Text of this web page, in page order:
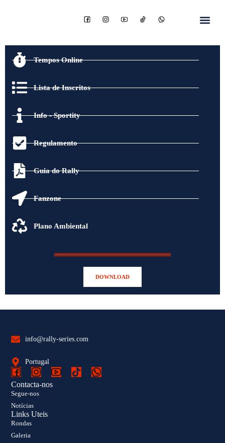
Tempos Online
Lista de Inscritos
Info - Sportity
Regulamento
Guia do Rally
Fanzone
Plano Ambiental
DOWNLOAD
info@rally-series.com
Portugal
Contacta-nos
Segue-nos
Notícias
Links Uteis
Rondas
Galeria